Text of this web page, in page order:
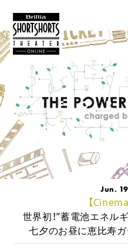
Jun.
【
世界初！”蓄電池エネル
七夕のお昼に恵比寿